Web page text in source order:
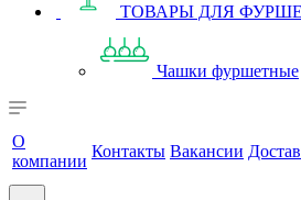
ТОВАРЫ ДЛЯ
Чашки фуршетные
О
компании
Контакты Вакансии